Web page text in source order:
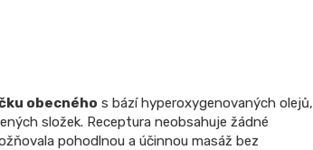
obecného s bází hyperoxygenovaných olejů,
složek. Receptura neobsahuje žádné
pohodlnou a účinnou masáž bez